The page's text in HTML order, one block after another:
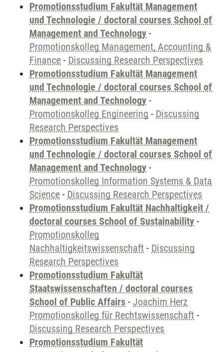
Promotionsstudium Fakultät Management
und Technologie / doctoral courses School of
Management and Technology -
Promotionskolleg Management, Accounting &
Finance - Discussing Research Perspectives
Promotionsstudium Fakultät Management
und Technologie / doctoral courses School of
Management and Technology -
Promotionskolleg Engineering - Discussing
Research Perspectives
Promotionsstudium Fakultät Management
und Technologie / doctoral courses School of
Management and Technology -
Promotionskolleg Information Systems & Data
Science - Discussing Research Perspectives
Promotionsstudium Fakultät Nachhaltigkeit /
doctoral courses School of Sustainability -
Promotionskolleg
Nachhaltigkeitswissenschaft - Discussing
Research Perspectives
Promotionsstudium Fakultät
Staatswissenschaften / doctoral courses
School of Public Affairs - Joachim Herz
Promotionskolleg für Rechtswissenschaft -
Discussing Research Perspectives
Promotionsstudium Fakultät